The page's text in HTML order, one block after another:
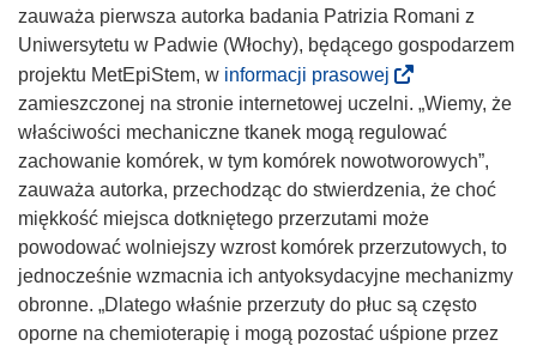
i
ę
w
n
o
w
y
m
o
k
n
i
zauważa pierwsza autorka badania Patrizia Romani z
Uniwersytetu w Padwie (Włochy), będącego gospodarzem
projektu MetEpiStem, w informacji prasowej
o
d
n
o
ś
n
i
k
o
zamieszczonej na stronie internetowej uczelni. „Wiemy, że
właściwości mechaniczne tkanek mogą regulować
zachowanie komórek, w tym komórek nowotworowych”,
zauważa autorka, przechodząc do stwierdzenia, że choć
miękkość miejsca dotkniętego przerzutami może
powodować wolniejszy wzrost komórek przerzutowych, to
jednocześnie wzmacnia ich antyoksydacyjne mechanizmy
obronne. „Dlatego właśnie przerzuty do płuc są często
oporne na chemioterapię i mogą pozostać uśpione przez